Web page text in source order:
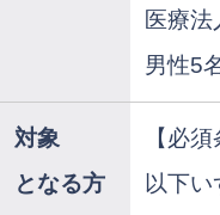
医療
男性5
対象
となる方
【必須
以下い